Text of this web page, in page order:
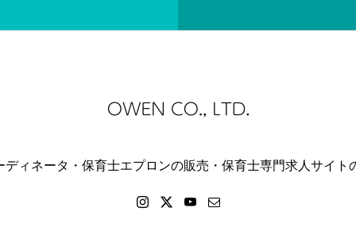
ディネータ・保育士エプロンの販売・保育士専門求人サイト